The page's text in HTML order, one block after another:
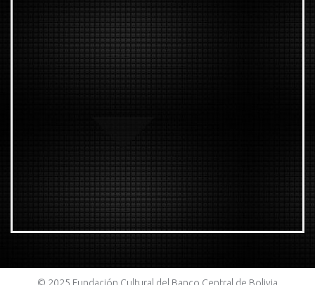
© 2025 Fundación Cultural del Banco Central de Bolivia